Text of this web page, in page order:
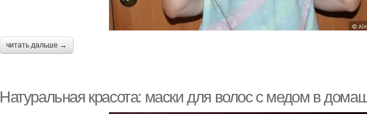
читать дальше →
Натуральная красота: маски для волос с медом в